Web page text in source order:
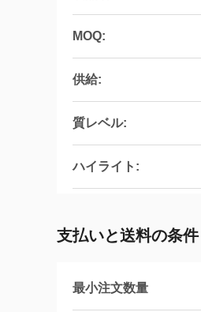
MOQ:
供給:
質レベル:
ハイライト:
支払いと送料の条件
最小注文数量